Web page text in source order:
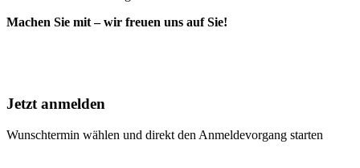
Machen Sie mit – wir freuen uns auf Sie!
Jetzt anmelden
Wunschtermin wählen und direkt den Anmeldevorgang starten